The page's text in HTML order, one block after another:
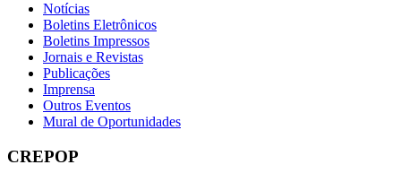
Notícias
Boletins Eletrônicos
Boletins Impressos
Jornais e Revistas
Publicações
Imprensa
Outros Eventos
Mural de Oportunidades
CREPOP